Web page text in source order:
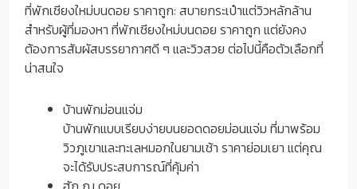
ที่พักเชียงใหม่บนดอย ราคาถูก: สบายกระเป๋าแต่วิวหลักล้าน
สำหรับผู้ที่มองหา ที่พักเชียงใหม่บนดอย ราคาถูก แต่ยังคง
ต้องการสัมผัสบรรยากาศดี ๆ และวิวสวย ต่อไปนี้คือตัวเลือกที่
น่าสนใจ
บ้านพักม่อนแจ่ม
บ้านพักแบบเรียบง่ายบนยอดดอยม่อนแจ่ม ที่มาพร้อม
วิวภูเขาและทะเลหมอกในยามเช้า ราคาย่อมเยา แต่คุณ
จะได้รับประสบการณ์ที่คุ้มค่า